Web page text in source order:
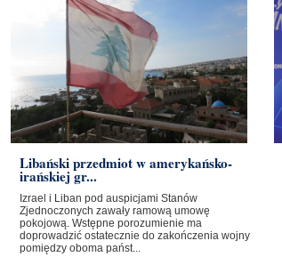
Libański przedmiot w amerykańsko-
irańskiej gr...
Izrael i Liban pod auspicjami Stanów
Zjednoczonych zawały ramową umowę
pokojową. Wstępne porozumienie ma
doprowadzić ostatecznie do zakończenia wojny
pomiędzy oboma państ...